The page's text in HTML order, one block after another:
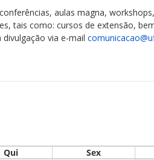
aulas magna,
tais como: cursos de extensão,
via e-mail
Qui Sex